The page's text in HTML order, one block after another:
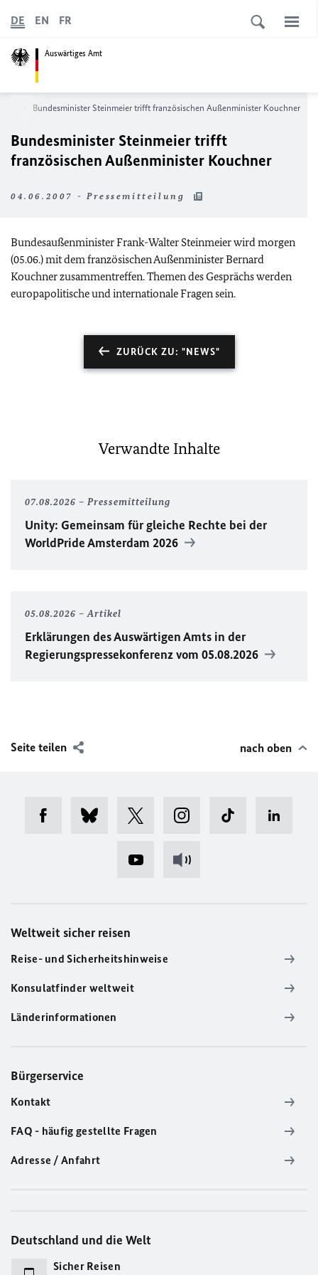
Auswärtiges Amt
DE EN FR
Bundesminister Steinmeier trifft französischen Außenminister Kouchner
Bundesminister Steinmeier trifft
französischen Außenminister Kouchner
04.06.2007 - Pressemitteilung
Bundesaußenminister Frank-Walter Steinmeier wird morgen
(05.06.) mit dem französischen Außenminister Bernard
Kouchner zusammentreffen. Themen des Gesprächs werden
europapolitische und internationale Fragen sein.
ZURÜCK ZU: "NEWS"
Verwandte Inhalte
07.08.2026 Pressemitteilung
Unity: Gemeinsam für gleiche Rechte bei der
WorldPrideAmsterdam 2026
05.08.2026 Artikel
Erklärungen des Auswärtigen Amts in der
Regierungspressekonferenz vom 05.08.2026
Seite teilen nach oben
Weltweit sicher reisen
Reise- und Sicherheitshinweise
Konsulatfinder weltweit
Länderinformationen
Bürgerservice
Kontakt
FAQ - häufig gestellte Fragen
Adresse / Anfahrt
Deutschland und die Welt
Sicher Reisen